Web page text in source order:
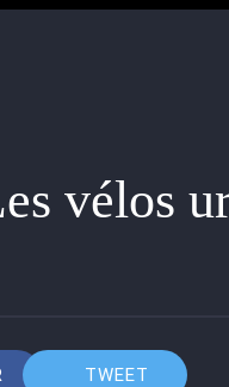
vélos
TWEET